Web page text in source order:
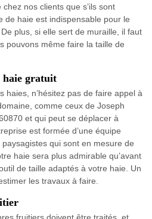
nos clients que s’ils sont
de haie est indispensable pour le
plus, si elle sert de muraille, il faut
pouvons même faire la taille de
haie gratuit
haies, n’hésitez pas de faire appel à
comme ceux de Joseph
et qui peut se déplacer à
est formée d’une équipe
qui sont en mesure de
haie sera plus admirable qu’avant
de taille adaptés à votre haie. Un
les travaux à faire.